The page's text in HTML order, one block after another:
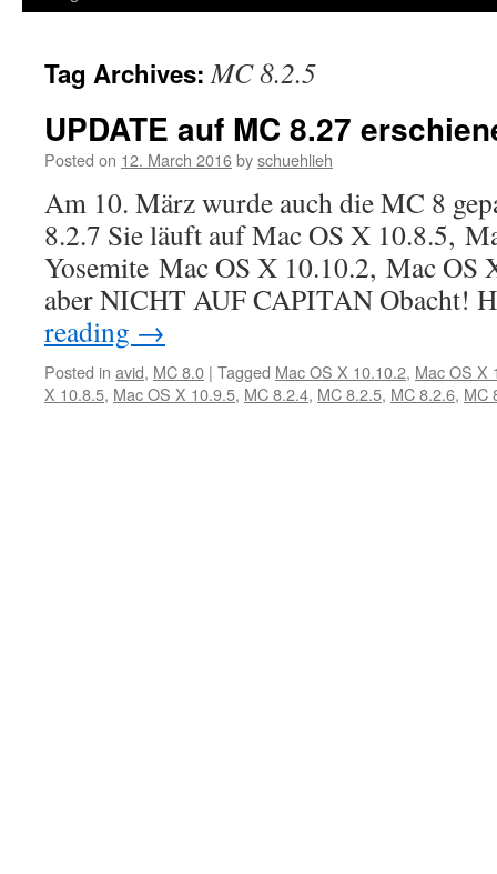
Tag Archives:MC 8.2.5
UPDATE auf MC 8.27
Posted on 12. March 2016byschuehlieh
Am 10. März wurde auch die MC 8
8.2.7 Sie läuft auf Mac OS X 10.8.5,
Yosemite Mac OS X 10.10.2, Mac OS
aber NICHT AUF CAPITAN Obacht!
reading →
Posted in avid, MC 8.0 | Tagged Mac OS X 10.10.2, Mac OS X
X 10.8.5, Mac OS X 10.9.5, MC 8.2.4, MC 8.2.5, MC 8.2.6, MC